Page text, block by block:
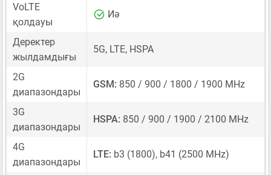
VoLTE
қолдауы
Иә
Деректер
жылдамдығы
5G, LTE, HSPA
2G
диапазондары
GSM: 850 / 900 / 1800 / 1900 MHz
3G
диапазондары
HSPA: 850 / 900 / 1900 / 2100 MHz
4G
диапазондары
LTE: b3 (1800), b41 (2500 MHz)